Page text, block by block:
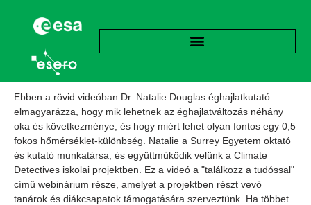
Ebben a rövid videóban Dr. Natalie Douglas éghajlatkutató
elmagyarázza, hogy mik lehetnek az éghajlatváltozás néhány
oka és következménye, és hogy miért lehet olyan fontos egy 0,5
fokos hőmérséklet-különbség. Natalie a Surrey Egyetem oktató
és kutató munkatársa, és együttműködik velünk a Climate
Detectives iskolai projektben. Ez a videó a "találkozz a tudóssal"
című webinárium része, amelyet a projektben részt vevő
tanárok és diákcsapatok támogatására szerveztünk. Ha többet